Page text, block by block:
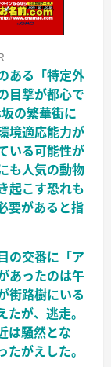
ある「特定外
目撃が都心で
の繁華街に
境適応能力が
いる可能性が
も人気の動物
起こす恐れも
要があると指
の交番に「ア
あったのは午
街路樹にいる
が、逃走。
は騒然とな
がえした。